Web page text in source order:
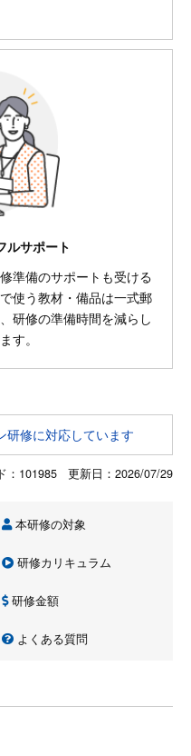
ルサポート
準備のサポートも受ける
使う教材・備品は一式郵
研修の準備時間を減らし
す。
研修に対応しています
：101985 更新日： 2026/07/29
本研修の対象
研修カリキュラム
研修金額
よくある質問